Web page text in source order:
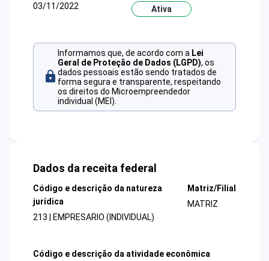
03/11/2022
Ativa
Informamos que, de acordo com a Lei
Geral de Proteção de Dados (LGPD), os
dados pessoais estão sendo tratados de
forma segura e transparente, respeitando
os direitos do Microempreendedor
individual (MEI).
Dados da receita federal
Código e descrição da natureza
jurídica
213 | EMPRESARIO (INDIVIDUAL)
Matriz/Filial
MATRIZ
Código e descrição da atividade econômica